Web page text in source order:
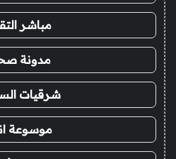
مباشر
مدونة
شرقيات
موسوعة